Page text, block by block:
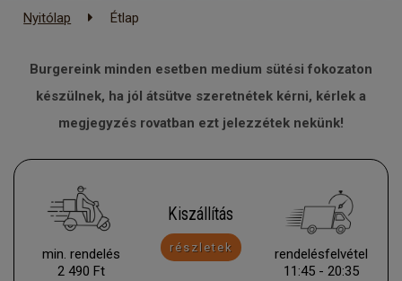
Nyitólap Étlap
Burgereink minden esetben medium sütési fokozaton
készülnek, ha jól átsütve szeretnétek kérni, kérlek a
megjegyzés rovatban ezt jelezzétek nekünk!
min. rendelés
2 490 Ft
Kiszállítás
részletek
rendelésfelvétel
11:45 - 20:35